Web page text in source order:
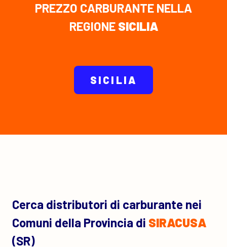
PREZZO CARBURANTE NELLA
REGIONE SICILIA
SICILIA
Cerca distributori di carburante nei
Comuni della Provincia di SIRACUSA
(SR)